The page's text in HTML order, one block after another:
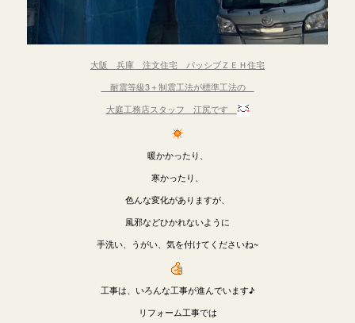
大阪 兵庫 注文住宅 パッシブＺＥＨ住宅
耐震等級3＋制震工法が標準工法の
大庭工務店スタッフ 江尻です
暖かかったり、
寒かったり、
色んな変化がありますが、
風邪などひかれないように
手洗い、うがい、気を付けてくださいね~
工事は、いろんな工事が進んでいます♪
リフォーム工事では